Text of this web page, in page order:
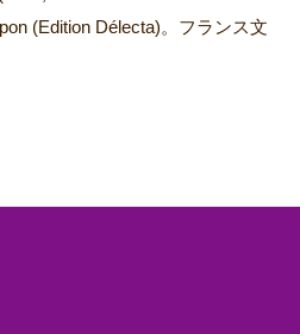
(Edition Délecta)。フランス文